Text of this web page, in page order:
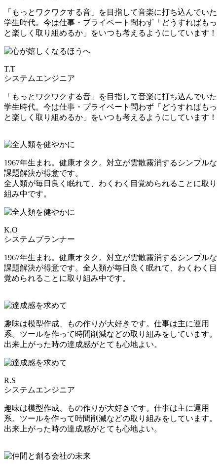
「もっとワクワクする音」を目指して音楽に打ち込んでいた
学生時代。今は仕事・プライベート問わず「どうすればもっ
と楽しく取り組めるか」をいつも考えるようにしています！
T.T
システムエンジニア
「もっとワクワクする音」を目指して音楽に打ち込んでいた
学生時代。今は仕事・プライベート問わず「どうすればもっ
と楽しく取り組めるか」をいつも考えるようにしています！
1967年生まれ。健康オタク。対立が雲散霧消するシンプルな
課題解決が得意です。
全人類が毎日良く眠れて、わくわく目覚められることに取り
組み中です。
K.O
システムプランナー
1967年生まれ。健康オタク。対立が雲散霧消するシンプルな
課題解決が得意です。全人類が毎日良く眠れて、わくわく目
覚められることに取り組み中です。
趣味は模型作成、もの作りが大好きです。仕事は主に運用
系。ツールを作って時間削減などの取り組みをしています。
出来上がった時の達成感がとても心地よい。
R.S
システムエンジニア
趣味は模型作成、もの作りが大好きです。仕事は主に運用
系。ツールを作って時間削減などの取り組みをしています。
出来上がった時の達成感がとても心地よい。